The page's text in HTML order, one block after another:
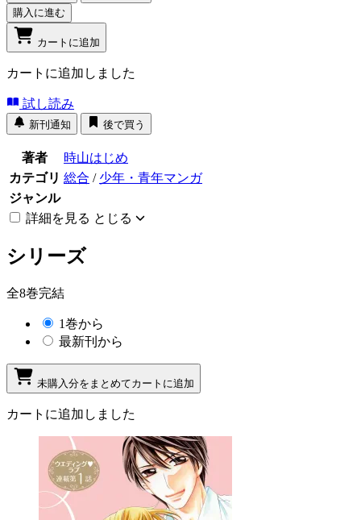
購入に進む
カートに追加
カートに追加しました
試し読み
新刊通知 後で買う
著者
時山はじめ
カテゴリ 総合 / 少年・青年マンガ
ジャンル
詳細を見る とじる
シリーズ
全8巻完結
1巻から
最新刊から
未購入分をまとめてカートに追加
カートに追加しました